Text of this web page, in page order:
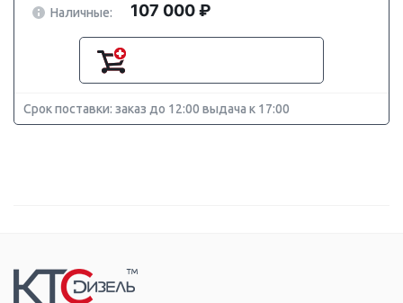
Наличные:
107 000 ₽
Срок поставки: заказ до 12:00 выдача к 17:00